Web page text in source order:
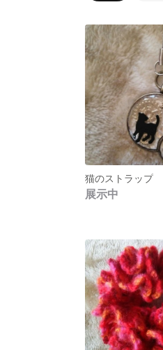
猫のストラップ
展示中